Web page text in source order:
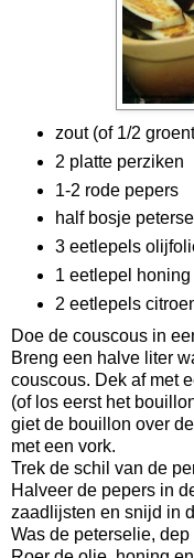
zout (of 1/2
2 platte perziken
1-2 rode pepers
half bosje
3 eetlepels
1 eetlepel honing
2 eetlepels
Doe de couscous in
Breng een halve liter
couscous. Dek af met
(of los eerst het
giet de bouillon over
met een vork.
Trek de schil van de
Halveer de pepers in
zaadlijsten en snijd in
Was de peterselie,